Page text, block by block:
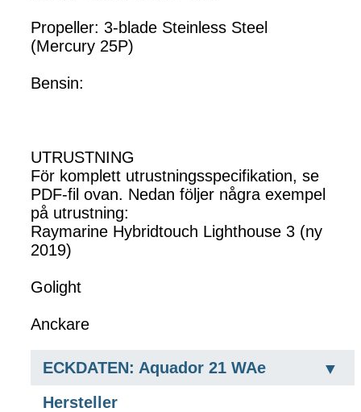
Propeller: 3-blade Steinless Steel
(Mercury 25P)
Bensin:
UTRUSTNING
För komplett utrustningsspecifikation, se
PDF-fil ovan. Nedan följer några exempel
på utrustning:
Raymarine Hybridtouch Lighthouse 3 (ny
2019)
Golight
Anckare
ECKDATEN: Aquador 21 WAe
Hersteller